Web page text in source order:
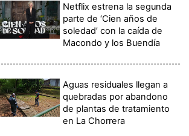
Netflix estrena la segunda
parte de ‘Cien años de
soledad’ con la caída de
Macondo y los Buendía
Aguas residuales llegan a
quebradas por abandono
de plantas de tratamiento
en La Chorrera